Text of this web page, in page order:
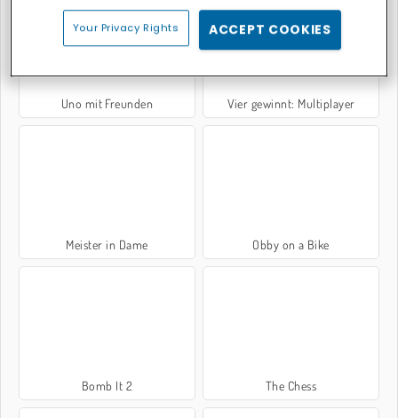
Uno mit Freunden Vier gewinnt: Multiplayer
Meister in Dame Obby on a Bike
Bomb It 2 The Chess
Your Privacy Rights ACCEPT COOKIES